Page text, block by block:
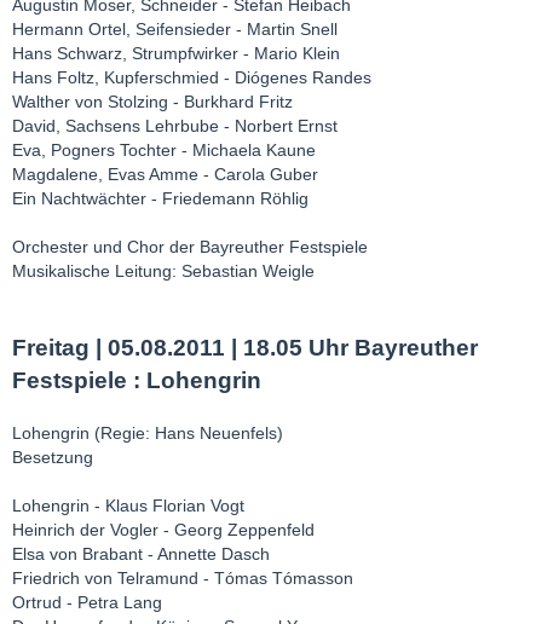
Augustin Moser, Schneider - Stefan Heibach
Hermann Ortel, Seifensieder - Martin Snell
Hans Schwarz, Strumpfwirker - Mario Klein
Hans Foltz, Kupferschmied - Diógenes Randes
Walther von Stolzing - Burkhard Fritz
David, Sachsens Lehrbube - Norbert Ernst
Eva, Pogners Tochter - Michaela Kaune
Magdalene, Evas Amme - Carola Guber
Ein Nachtwächter - Friedemann Röhlig
Orchester und Chor der Bayreuther Festspiele
Musikalische Leitung: Sebastian Weigle
Freitag | 05.08.2011 | 18.05 Uhr Bayreuther
Festspiele : Lohengrin
Lohengrin (Regie: Hans Neuenfels)
Besetzung
Lohengrin - Klaus Florian Vogt
Heinrich der Vogler - Georg Zeppenfeld
Elsa von Brabant - Annette Dasch
Friedrich von Telramund - Tómas Tómasson
Ortrud - Petra Lang